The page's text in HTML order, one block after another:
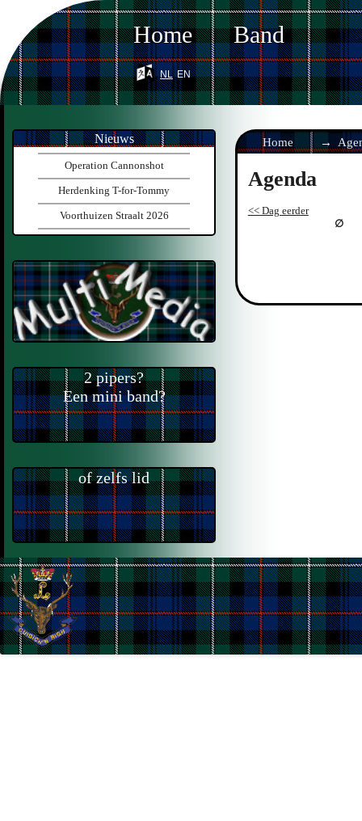
Home Band
nl en
Home
Agenda
<< Dag eerder
Nieuws
Operation Cannonshot
Herdenking T-for-Tommy
Voorthuizen Straalt 2026
2 pipers?
Een mini band?
of zelfs lid